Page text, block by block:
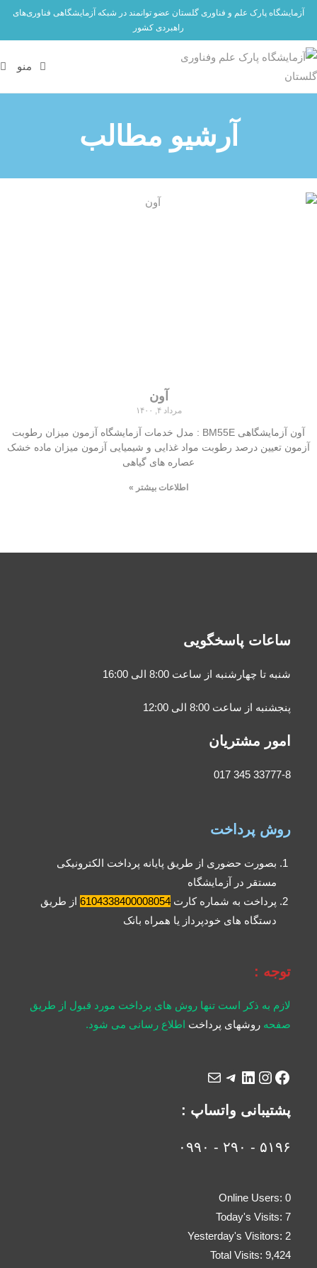
آزمایشگاه پارک علم و فناوری گلستان عضو توانمند در شبکه آزمایشگاهی فناوری‌های
راهبردی کشور
منو
آرشیو مطالب
آون
مرداد ۴, ۱۴۰۰
آون آزمایشگاهی BM55E : مدل خدمات آزمایشگاه آزمون میزان رطوبت
آزمون تعیین درصد رطوبت مواد غذایی و شیمیایی آزمون میزان ماده خشک
عصاره های گیاهی
اطلاعات بیشتر »
ساعات پاسخگویی
شنبه تا چهارشنبه از ساعت 8:00 الی 16:00
پنجشنبه از ساعت 8:00 الی 12:00
امور مشتریان
33777-8 345 017
روش پرداخت
بصورت حضوری از طریق پایانه پرداخت الکترونیکی
مستقر در آزمایشگاه
پرداخت به شماره کارت6104338400008054 از طریق
دستگاه های خودپرداز یا همراه بانک
توجه :
لازم به ذکر است تنها روش های پرداخت مورد قبول از طریق
صفحهروشهای پرداخت اطلاع رسانی می شود.
پشتیبانی واتساپ :
۵۱۹۶ - ۲۹۰ - ۰۹۹۰
Online Users: 0
Today's Visits: 7
Yesterday's Visitors: 2
Total Visits: 9,424